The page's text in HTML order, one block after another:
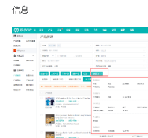
信息